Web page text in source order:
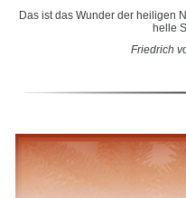
Das ist das Wunder der heiligen
helle
Friedrich